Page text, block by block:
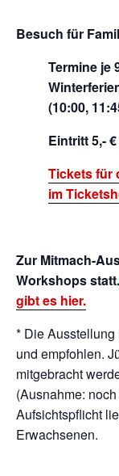
Besuch für
Termine je
(10:00,
Eintritt 5,-
Tickets für
im
Zur Mitmach-
Workshops statt.
gibt es hier.
* Die
und empfohlen.
mitgebracht
(Ausnahme:
Aufsichtspflicht
Erwachsenen.